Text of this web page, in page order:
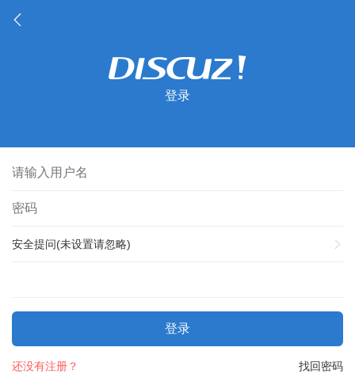
登录
安全提问(未设置请忽略)
登录
找回密码
还没有注册？